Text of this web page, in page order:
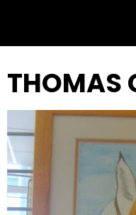
THOMAS